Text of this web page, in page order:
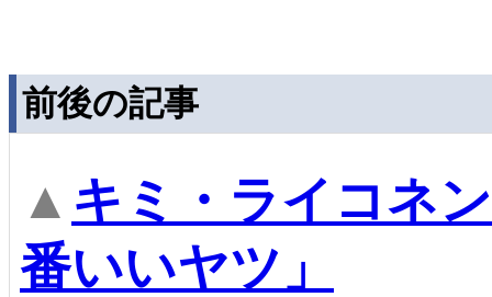
前後の記事
▲ キミ・ライコネ
番いいヤツ」